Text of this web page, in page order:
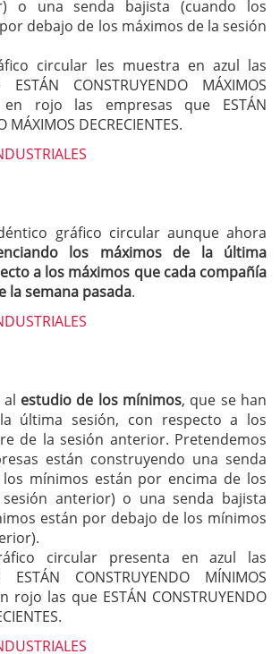
o una senda bajista (cuando los
debajo de los máximos de la sesión
circular les muestra en azul las
CONSTRUYENDO MÁXIMOS
en rojo las empresas que ESTÁN
MÁXIMOS DECRECIENTES.
gráfico circular aunque ahora
los máximos de la última
a los máximos que cada compañía
la semana pasada.
al estudio de los mínimos, que se han
última sesión, con respecto a los
de la sesión anterior. Pretendemos
están construyendo una senda
mínimos están por encima de los
anterior) o una senda bajista
están por debajo de los mínimos
circular presenta en azul las
CONSTRUYENDO MÍNIMOS
rojo las que ESTÁN CONSTRUYENDO